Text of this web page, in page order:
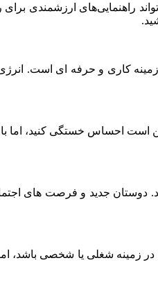
دهنده پیشرفت در زمینه کاری و
بیشتر به سلامتی خود توجه کنید. ممکن
اجتماعی خود توجه کنید. دوستان جدید
این تغییرات ممکن است در زمینه شغلی یا